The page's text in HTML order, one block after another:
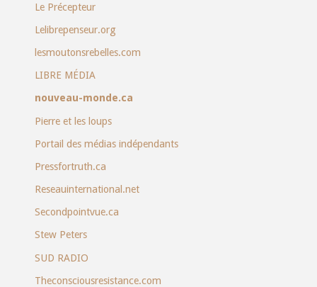
Le Précepteur
Lelibrepenseur.org
lesmoutonsrebelles.com
LIBRE MÉDIA
nouveau-monde.ca
Pierre et les loups
Portail des médias indépendants
Pressfortruth.ca
Reseauinternational.net
Secondpointvue.ca
Stew Peters
SUD RADIO
Theconsciousresistance.com